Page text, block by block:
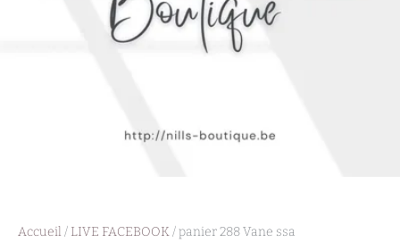
Accueil/ LIVE FACEBOOK/ panier 288 Vane ssa